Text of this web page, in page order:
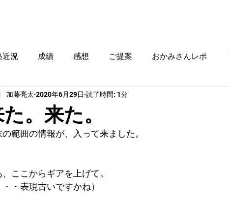
近況 成績 感想 ご提案 おかみさんレポ
感想 受験に役立つ情報
。来た。
加藤亮太 2020年6月29日 読了時間: 1分
範囲の情報が、入って来ました。
、ここからギアを上げて。
・・表現古いですかね）